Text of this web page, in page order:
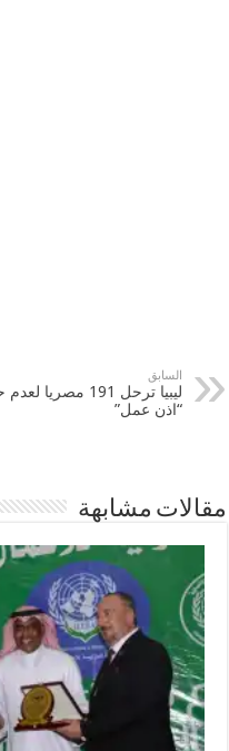
السابق
ليبيا ترحل 191 مصريا
“اذن عمل”
مقالات مشابهة